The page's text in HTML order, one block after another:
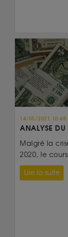
14/05/2021 10:48
ANALYSE DU
Malgré la
2020, le
Lire la suite